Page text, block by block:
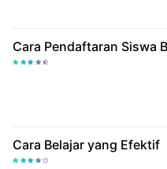
Cara Pendaftaran Siswa
Cara Belajar yang Efektif